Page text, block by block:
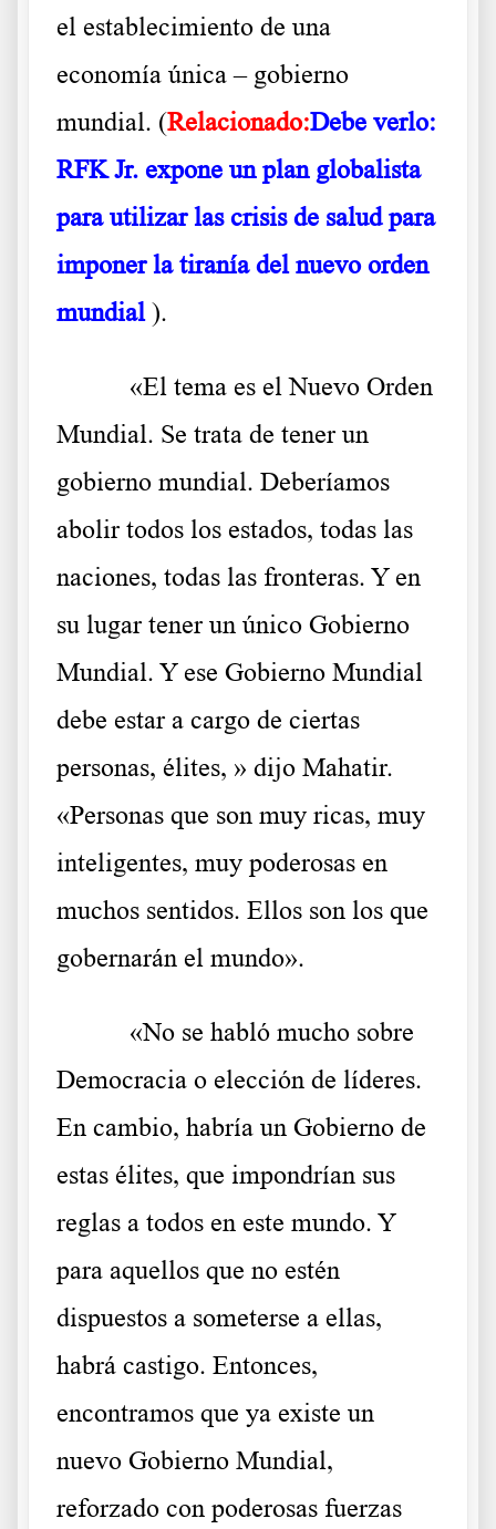
el establecimiento de una
economía única – gobierno
mundial. (Relacionado:Debe verlo:
RFK Jr. expone un plan globalista
para utilizar las crisis de salud para
imponer la tiranía del nuevo orden
mundial).
«El tema es el Nuevo Orden
Mundial. Se trata de tener un
gobierno mundial. Deberíamos
abolir todos los estados, todas las
naciones, todas las fronteras. Y en
su lugar tener un único Gobierno
Mundial. Y ese Gobierno Mundial
debe estar a cargo de ciertas
personas, élites, » dijo Mahatir.
«Personas que son muy ricas, muy
inteligentes, muy poderosas en
muchos sentidos. Ellos son los que
gobernarán el mundo».
«No se habló mucho sobre
Democracia o elección de líderes.
En cambio, habría un Gobierno de
estas élites, que impondrían sus
reglas a todos en este mundo. Y
para aquellos que no estén
dispuestos a someterse a ellas,
habrá castigo. Entonces,
encontramos que ya existe un
nuevo Gobierno Mundial,
reforzado con poderosas fuerzas